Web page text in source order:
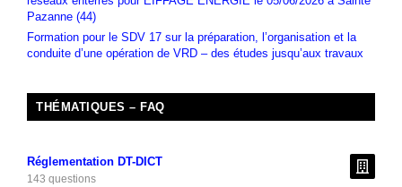
Pazanne (44)
Formation pour le SDV 17 sur la préparation, l’organisation et la
conduite d’une opération de VRD – des études jusqu’aux travaux
THÉMATIQUES – FAQ
Réglementation DT-DICT
143 questions